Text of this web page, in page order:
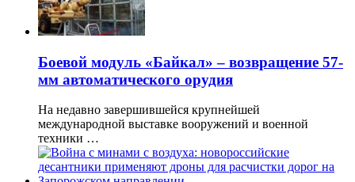
Боевой модуль «Байкал» – возвращение 57-
мм автоматического орудия
На недавно завершившейся крупнейшей
международной выставке вооружений и военной
техники …